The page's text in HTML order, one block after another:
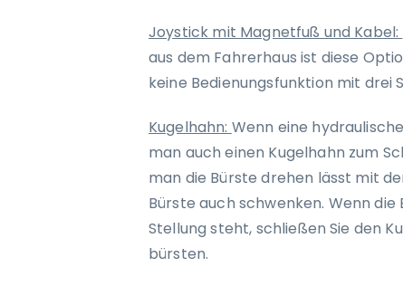
Joystick mit Magnetfuß und Kabel:
aus dem Fahrerhaus ist diese
keine Bedienungsfunktion mit drei
Kugelhahn: Wenn eine
man auch einen Kugelhahn zum
man die Bürste drehen lässt mit
Bürste auch schwenken. Wenn
Stellung steht, schließen Sie den
bürsten.